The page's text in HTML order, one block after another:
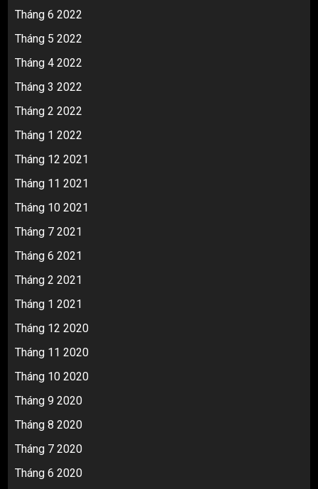
Tháng 6 2022
Tháng 5 2022
Tháng 4 2022
Tháng 3 2022
Tháng 2 2022
Tháng 1 2022
Tháng 12 2021
Tháng 11 2021
Tháng 10 2021
Tháng 7 2021
Tháng 6 2021
Tháng 2 2021
Tháng 1 2021
Tháng 12 2020
Tháng 11 2020
Tháng 10 2020
Tháng 9 2020
Tháng 8 2020
Tháng 7 2020
Tháng 6 2020